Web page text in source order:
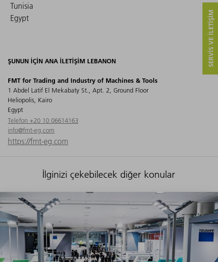
Tunisia
Egypt
ŞUNUN IÇIN ANA ILETIŞIM LEBANON
FMT for Trading and Industry of Machines & Tools
1 Abdel Latif El Mekabaty St., Apt. 2, Ground Floor
Heliopolis, Kairo
Egypt
Telefon +20 10 06614163
info@fmt-eg.com
https://fmt-eg.com
İlginizi çekebilecek diğer konular
SERVIS VE ILETIŞIM